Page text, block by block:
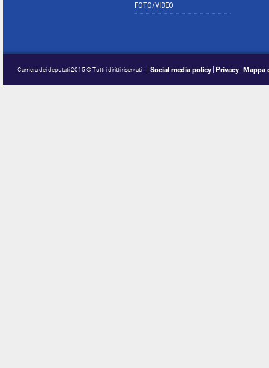
FOTO/VIDEO
Camera dei deputati 2015 © Tutti i diritti riservati Social media policy Privacy Mappa